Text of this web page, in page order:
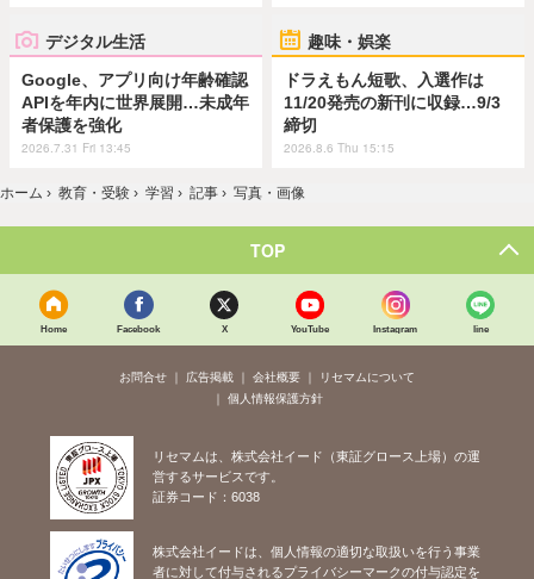
デジタル生活
Google、アプリ向け年齢確認
APIを年内に世界展開…未成年
者保護を強化
2026.7.31 Fri 13:45
趣味・娯楽
ドラえもん短歌、入選作は
11/20発売の新刊に収録…9/3
締切
2026.8.6 Thu 15:15
ホーム › 教育・受験 › 学習 › 記事 › 写真・画像
TOP
Home Facebook X YouTube Instagram line
お問合せ 広告掲載 会社概要
リセマムについて
個人情報保護方針
リセマムは、株式会社イード（東証グロース上場）の運
営するサービスです。
証券コード：6038
株式会社イードは、個人情報の適切な取扱いを行う事業
者に対して付与されるプライバシーマークの付与認定を